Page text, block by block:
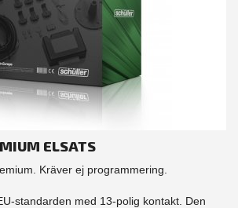
ELSATS
Kräver ej programmering.
standarden med 13-polig kontakt. Den